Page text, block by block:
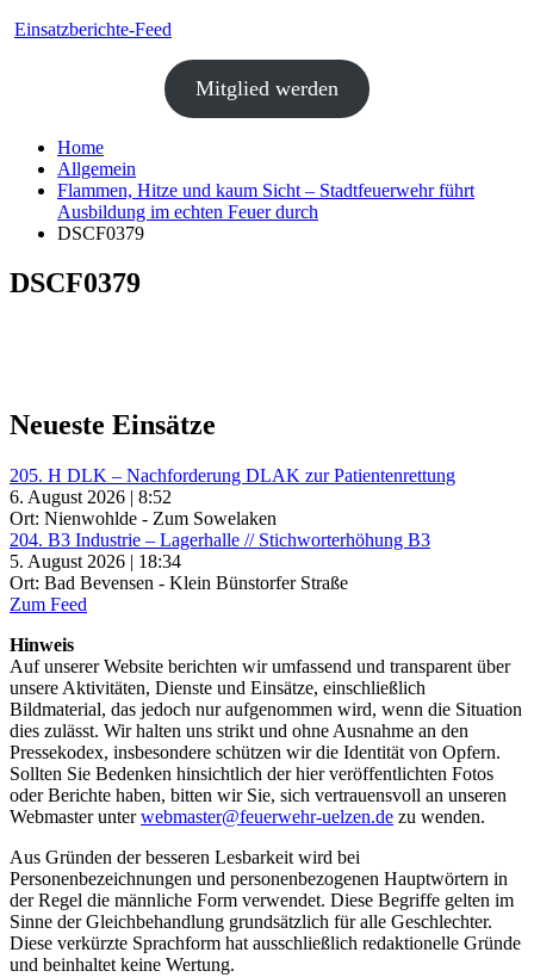
Einsatzberichte-Feed
Mitglied werden
Home
Allgemein
Flammen, Hitze und kaum Sicht – Stadtfeuerwehr führt
Ausbildung im echten Feuer durch
DSCF0379
DSCF0379
Neueste Einsätze
205. H DLK – Nachforderung DLAK zur Patientenrettung
6. August 2026 | 8:52
Ort: Nienwohlde - Zum Sowelaken
204. B3 Industrie – Lagerhalle // Stichworterhöhung B3
5. August 2026 | 18:34
Ort: Bad Bevensen - Klein Bünstorfer Straße
Zum Feed
Hinweis
Auf unserer Website berichten wir umfassend und transparent über
unsere Aktivitäten, Dienste und Einsätze, einschließlich
Bildmaterial, das jedoch nur aufgenommen wird, wenn die Situation
dies zulässt. Wir halten uns strikt und ohne Ausnahme an den
Pressekodex, insbesondere schützen wir die Identität von Opfern.
Sollten Sie Bedenken hinsichtlich der hier veröffentlichten Fotos
oder Berichte haben, bitten wir Sie, sich vertrauensvoll an unseren
Webmaster unterwebmaster@feuerwehr-uelzen.de zu wenden.
Aus Gründen der besseren Lesbarkeit wird bei
Personenbezeichnungen und personenbezogenen Hauptwörtern in
der Regel die männliche Form verwendet. Diese Begriffe gelten im
Sinne der Gleichbehandlung grundsätzlich für alle Geschlechter.
Diese verkürzte Sprachform hat ausschließlich redaktionelle Gründe
und beinhaltet keine Wertung.